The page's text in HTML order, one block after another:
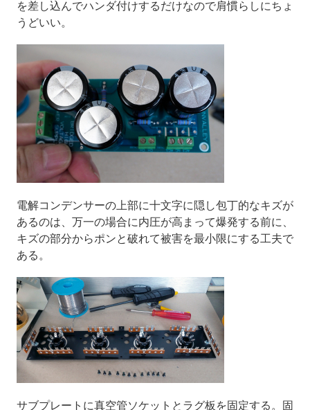
を差し込んでハンダ付けするだけなので肩慣らしにちょ
うどいい。
電解コンデンサーの上部に十文字に隠し包丁的なキズが
あるのは、万一の場合に内圧が高まって爆発する前に、
キズの部分からポンと破れて被害を最小限にする工夫で
ある。
サブプレートに真空管ソケットとラグ板を固定する。固